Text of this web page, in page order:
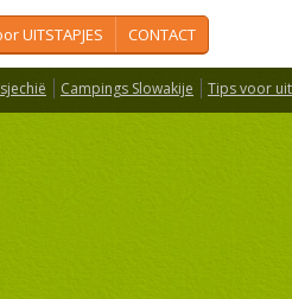
UITSTAPJES CONTACT
Campings Slowakije Tips voor